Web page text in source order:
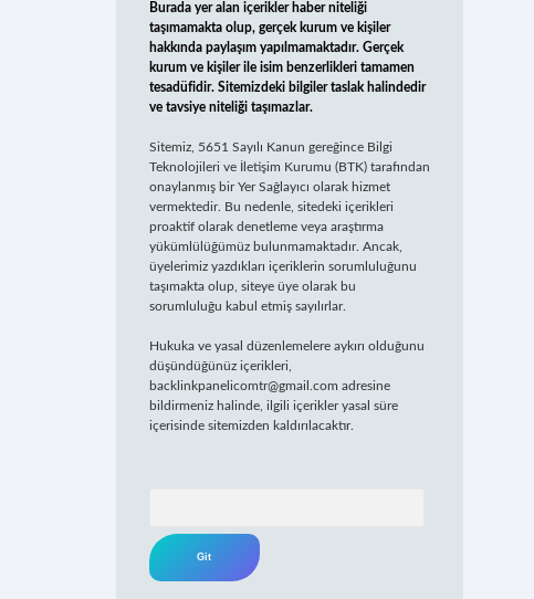
Burada yer alan içerikler haber niteliği
taşımamakta olup, gerçek kurum ve kişiler
hakkında paylaşım yapılmamaktadır. Gerçek
kurum ve kişiler ile isim benzerlikleri tamamen
tesadüfidir. Sitemizdeki bilgiler taslak halindedir
ve tavsiye niteliği taşımazlar.
Sitemiz, 5651 Sayılı Kanun gereğince Bilgi
Teknolojileri ve İletişim Kurumu (BTK) tarafından
onaylanmış bir Yer Sağlayıcı olarak hizmet
vermektedir. Bu nedenle, sitedeki içerikleri
proaktif olarak denetleme veya araştırma
yükümlülüğümüz bulunmamaktadır. Ancak,
üyelerimiz yazdıkları içeriklerin sorumluluğunu
taşımakta olup, siteye üye olarak bu
sorumluluğu kabul etmiş sayılırlar.
Hukuka ve yasal düzenlemelere aykırı olduğunu
düşündüğünüz içerikleri,
backlinkpanelicomtr@gmail.com adresine
bildirmeniz halinde, ilgili içerikler yasal süre
içerisinde sitemizden kaldırılacaktır.